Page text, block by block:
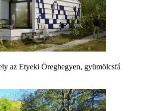
az Etyeki Öreghegyen, gyümölcsfá